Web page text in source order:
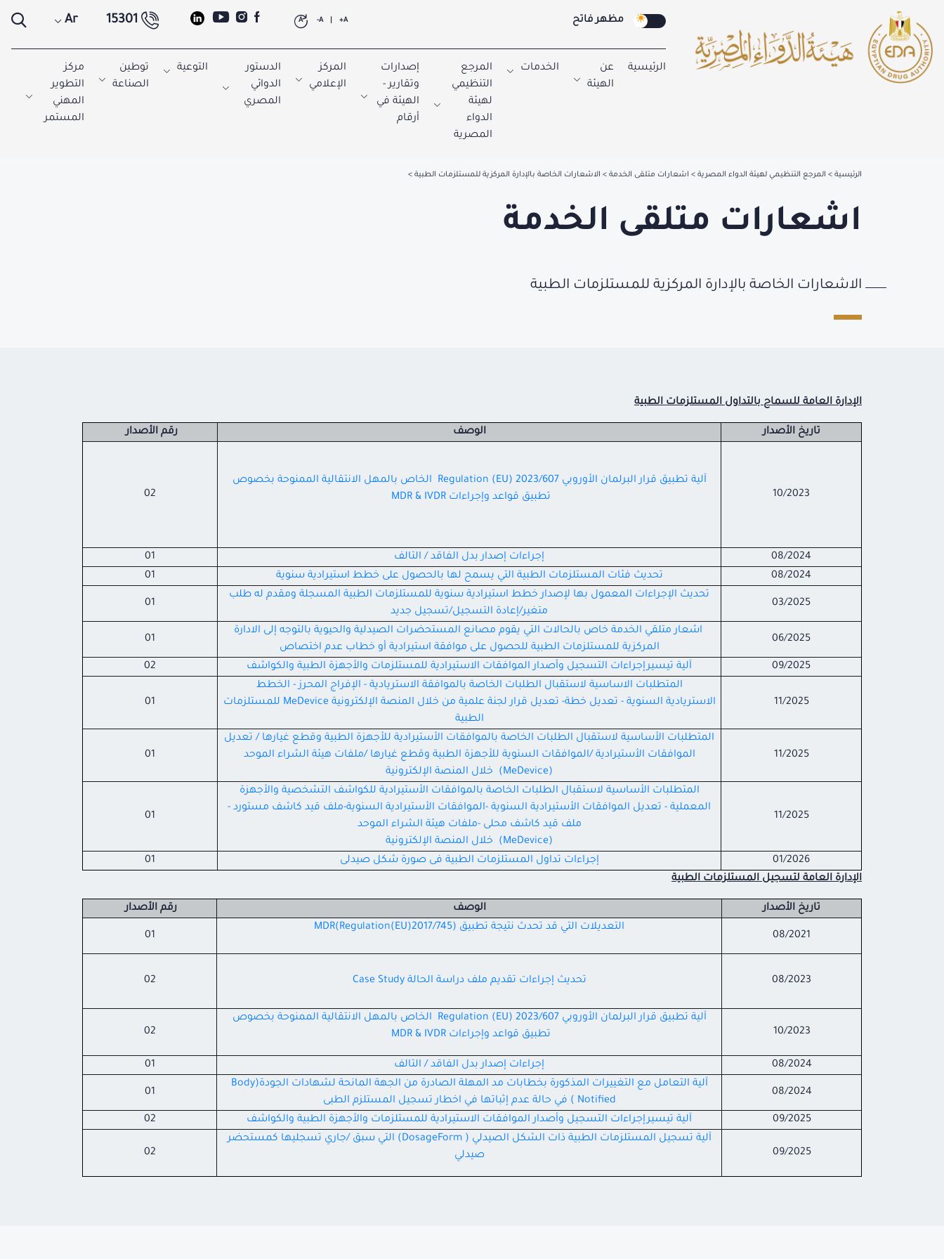
مظهر فاتح A+
A-
A
15301
Ar
الرئيسية
عن
الهيئة
الخدمات
المرجع
التنظيمي
لهيئة
الدواء
المصرية
إصدارات
وتقارير -
الهيئة في
أرقام
المركز
الإعلامي
الدستور
الدوائي
المصري
التوعية
توطين
الصناعة
مركز
التطوير
المهني
المستمر
الرئيسية المرجع التنظيمي لهيئة الدواء المصرية اشعارات متلقى الخدمة الاشعارات الخاصة بالإدارة المركزية للمستلزمات الطبية
اشعارات متلقى الخدمة
الاشعارات الخاصة بالإدارة المركزية للمستلزمات الطبية
الإدارة العامة للسماح بالتداول المستلزمات الطبية
تاريخ الأصدار الوصف رقم الأصدار
10/2023
آلية تطبيق قرار البرلمان الأوروبي Regulation (EU) 2023/607 الخاص بالمهل الانتقالية الممنوحة بخصوص
تطبيق قواعد وإجراءات MDR & IVDR
02
08/2024 إجراءات إصدار بدل الفاقد / التالف
01
08/2024
تحديث فئات المستلزمات الطبية التي يسمح لها بالحصول على خطط استيرادية سنوية 01
03/2025
تحديث الإجراءات المعمول بها لإصدار خطط استيرادية سنوية للمستلزمات الطبية المسجلة ومقدم له طلب
متغير/إعادة التسجيل/تسجيل جديد
01
06/2025
اشعار متلقي الخدمة خاص بالحالات التي يقوم مصانع المستحضرات الصيدلية والحيوية بالتوجه إلى الادارة
المركزية للمستلزمات الطبية للحصول على موافقة استيرادية أو خطاب عدم اختصاص
01
09/2025 آلية تيسيرإجراءات التسجيل وأصدار الموافقات الاستيرادية للمستلزمات والأجهزة الطبية والكواشف 02
11/2025
المتطلبات الاساسية لاستقبال الطلبات الخاصة بالموافقة الاستريادية - الإفراج المحرز - الخطط
الاستريادية السنوية - تعديل خطة- تعديل قرار لجنة علمية من خلال المنصة الإلكترونية MeDevice للمستلزمات
الطبية
01
11/2025
المتطلبات الأساسية لاستقبال الطلبات الخاصة بالموافقات الأستيرادية للأجهزة الطبية وقطع غيارها / تعديل
الموافقات الأستيرادية /الموافقات السنوية للأجهزة الطبية وقطع غيارها /ملفات هيئة الشراء الموحد
(MeDevice) خلال المنصة الإلكترونية
01
11/2025
المتطلبات الأساسية لاستقبال الطلبات الخاصة بالموافقات الأستيرادية للكواشف التشخصية والأجهزة
المعملية - تعديل الموافقات الأستيرادية السنوية -الموافقات الأستيرادية السنوية-ملف قيد كاشف مستورد -
ملف قيد كاشف محلى -ملفات هيئة الشراء الموحد
(MeDevice) خلال المنصة الإلكترونية
01
01/2026 إجراءات تداول المستلزمات الطبية فى صورة شكل صيدلى
01
الإدارة العامة لتسجيل المستلزمات الطبية
تاريخ الأصدار الوصف رقم الأصدار
08/2021
التعديلات التي قد تحدث نتيجة تطبيق MDR(Regulation(EU)2017/745)
01
08/2023 تحديث إجراءات تقديم ملف دراسة الحالة Case Study 02
10/2023
آلية تطبيق قرار البرلمان الأوروبي Regulation (EU) 2023/607 الخاص بالمهل الانتقالية الممنوحة بخصوص
تطبيق قواعد وإجراءات MDR & IVDR
02
08/2024 إجراءات إصدار بدل الفاقد / التالف 01
08/2024
آلية التعامل مع التغييرات المذكورة بخطابات مد المهلة الصادرة من الجهة المانحة لشهادات الجودة(Body
Notified ) في حالة عدم إثباتها في اخطار تسجيل المستلزم الطبى
01
09/2025 آلية تيسيرإجراءات التسجيل وأصدار الموافقات الاستيرادية للمستلزمات والأجهزة الطبية والكواشف 02
09/2025
آلية تسجيل المستلزمات الطبية ذات الشكل الصيدلي ( DosageForm) التي سبق /جاري تسجليها كمستحضر
صيدلي
02